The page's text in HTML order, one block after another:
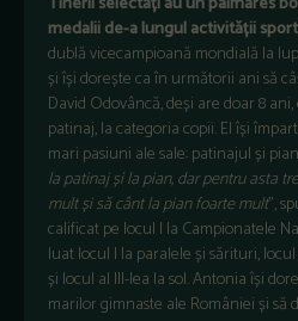
medalii de-a lungul activității
dublă vicecampioană mondială la
și își dorește ca în următorii ani să
David Odovâncă, deși are doar 8
patinaj, la categoria copii. El își
mari pasiuni ale sale: patinajul și
la patinaj și la pian, dar pentru asta
mult și să cânt la pian foarte mult”,
calificat pe locul I la Campionatele
luat locul I la paralele și sărituri,
și locul al III-lea la sol. Antonia își
marilor gimnaste ale României și să